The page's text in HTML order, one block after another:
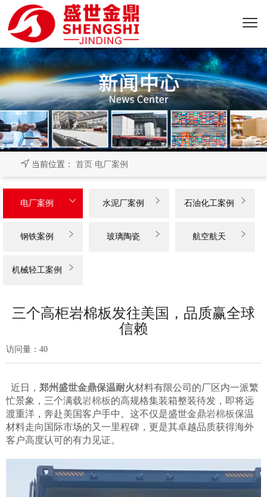
当前位置： 首页 电厂案例
电厂案例  水泥厂案例  石油化工案例 
钢铁案例  玻璃陶瓷  航空航天 
机械轻工案例 
三个高柜岩棉板发往美国，品质赢全球
信赖
访问量： 40
近日， 郑州盛世金鼎保温耐火材料有限公司的厂区内一派繁
忙景象，三个满载岩棉板的高规格集装箱整装待发，即将远
渡重洋，奔赴美国客户手中。这不仅是盛世金鼎岩棉板保温
材料走向国际市场的又一里程碑，更是其卓越品质获得海外
客户高度认可的有力见证。